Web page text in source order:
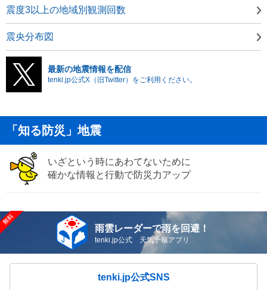
震度3以上の地域別観測回数
震央分布図
最新の地震情報を配信
tenki.jp公式X（旧Twitter）をご利用ください。
「知る防災」地震
いざという時にあわてないために
確かな情報と行動で防災力アップ
雨雲レーダーで雨を回避！
tenki.jp公式 天気予報アプリ
tenki.jp公式SNS